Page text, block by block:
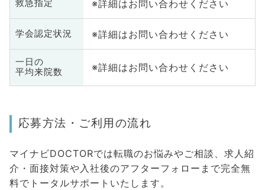
救急指定 ※詳細はお問い合わせください
学会認定状況 ※詳細はお問い合わせください
一日の
平均来院数
※詳細はお問い合わせください
応募方法・ご利用の流れ
マイナビDOCTORでは転職のお悩みやご相談、求人紹
介・面接対策や入社後のアフターフォローまで完全無
料でトータルサポートいたします。